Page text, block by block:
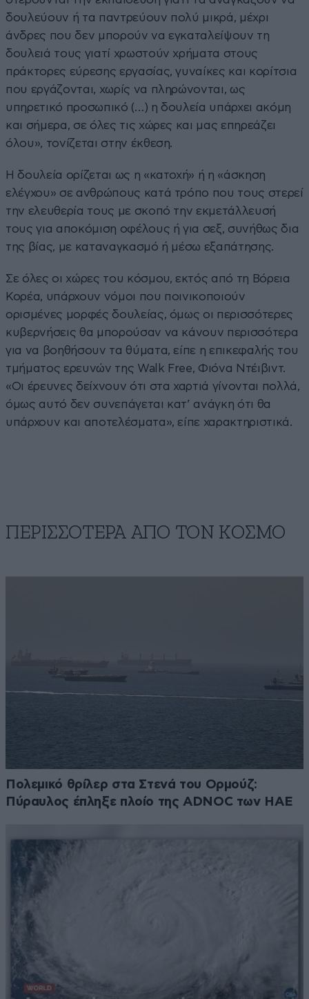
δουλεύουν ή τα παντρεύουν πολύ μικρά, μέχρι
άνδρες που δεν μπορούν να εγκαταλείψουν τη
δουλειά τους γιατί χρωστούν χρήματα στους
πράκτορες εύρεσης εργασίας, γυναίκες και κορίτσια
που εργάζονται, χωρίς να πληρώνονται, ως
υπηρετικό προσωπικό (…) η δουλεία υπάρχει ακόμη
και σήμερα, σε όλες τις χώρες και μας επηρεάζει
όλου», τονίζεται στην έκθεση.
Η δουλεία ορίζεται ως η «κατοχή» ή η «άσκηση
ελέγχου» σε ανθρώπους κατά τρόπο που τους στερεί
την ελευθερία τους με σκοπό την εκμετάλλευσή
τους για αποκόμιση οφέλους ή για σεξ, συνήθως δια
της βίας, με καταναγκασμό ή μέσω εξαπάτησης.
Σε όλες οι χώρες του κόσμου, εκτός από τη Βόρεια
Κορέα, υπάρχουν νόμοι που ποινικοποιούν
ορισμένες μορφές δουλείας, όμως οι περισσότερες
κυβερνήσεις θα μπορούσαν να κάνουν περισσότερα
για να βοηθήσουν τα θύματα, είπε η επικεφαλής του
τμήματος ερευνών της Walk Free, Φιόνα Ντέιβιντ.
«Οι έρευνες δείχνουν ότι στα χαρτιά γίνονται πολλά,
όμως αυτό δεν συνεπάγεται κατ’ ανάγκη ότι θα
υπάρχουν και αποτελέσματα», είπε χαρακτηριστικά.
ΠΕΡΙΣΣΟΤΕΡΑ ΑΠΟ ΤΟΝ ΚΟΣΜΟ
Πολεμικό θρίλερ στα Στενά του Ορμούζ:
Πύραυλος έπληξε πλοίο της ADNOC των ΗΑΕ